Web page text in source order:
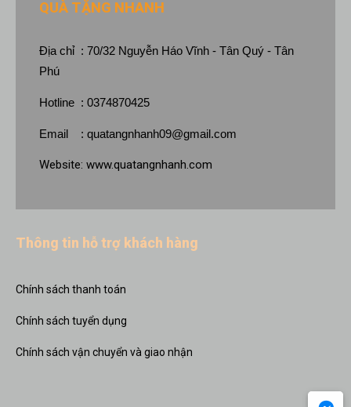
QUÀ TẶNG NHANH
Địa chỉ : 70/32 Nguyễn Háo Vĩnh - Tân Quý - Tân
Phú
Hotline : 0374870425
Email : quatangnhanh09@gmail.com
Website: www.quatangnhanh.com
Thông tin hỗ trợ khách hàng
Chính sách thanh toán
Chính sách tuyển dụng
Chính sách vận chuyển và giao nhận